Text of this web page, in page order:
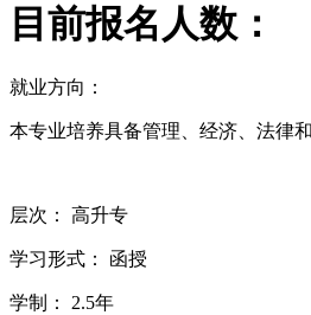
目前报名人数：
就业方向：
本专业培养具备管理、经济、法律
层次： 高升专
学习形式： 函授
学制： 2.5年